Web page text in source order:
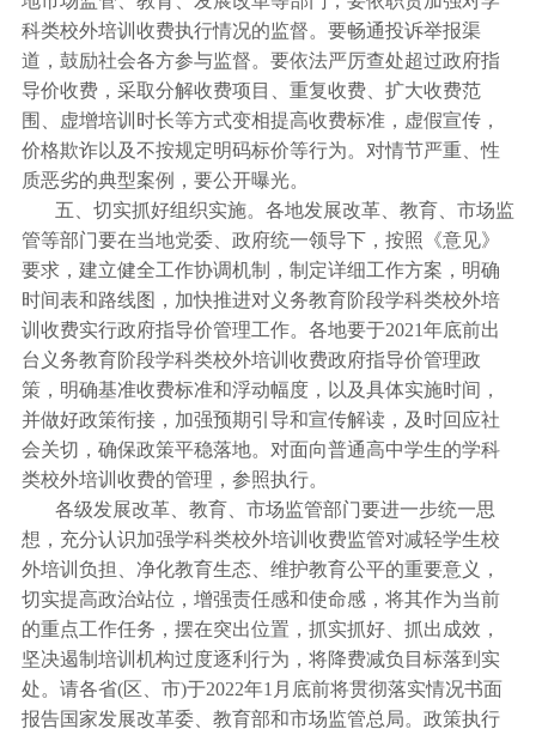
科类校外培训收费执行情况的监督。要畅通投诉举报渠
道，鼓励社会各方参与监督。要依法严厉查处超过政府指
导价收费，采取分解收费项目、重复收费、扩大收费范
围、虚增培训时长等方式变相提高收费标准，虚假宣传，
价格欺诈以及不按规定明码标价等行为。对情节严重、性
质恶劣的典型案例，要公开曝光。
五、切实抓好组织实施。各地发展改革、教育、市场监
管等部门要在当地党委、政府统一领导下，按照《意见》
要求，建立健全工作协调机制，制定详细工作方案，明确
时间表和路线图，加快推进对义务教育阶段学科类校外培
训收费实行政府指导价管理工作。各地要于2021年底前出
台义务教育阶段学科类校外培训收费政府指导价管理政
策，明确基准收费标准和浮动幅度，以及具体实施时间，
并做好政策衔接，加强预期引导和宣传解读，及时回应社
会关切，确保政策平稳落地。对面向普通高中学生的学科
类校外培训收费的管理，参照执行。
各级发展改革、教育、市场监管部门要进一步统一思
想，充分认识加强学科类校外培训收费监管对减轻学生校
外培训负担、净化教育生态、维护教育公平的重要意义，
切实提高政治站位，增强责任感和使命感，将其作为当前
的重点工作任务，摆在突出位置，抓实抓好、抓出成效，
坚决遏制培训机构过度逐利行为，将降费减负目标落到实
处。请各省(区、市)于2022年1月底前将贯彻落实情况书面
报告国家发展改革委、教育部和市场监管总局。政策执行